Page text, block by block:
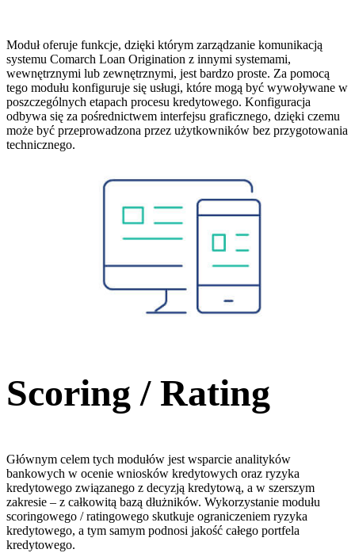
Moduł oferuje funkcje, dzięki którym zarządzanie komunikacją
systemu Comarch Loan Origination z innymi systemami,
wewnętrznymi lub zewnętrznymi, jest bardzo proste. Za pomocą
tego modułu konfiguruje się usługi, które mogą być wywoływane w
poszczególnych etapach procesu kredytowego. Konfiguracja
odbywa się za pośrednictwem interfejsu graficznego, dzięki czemu
może być przeprowadzona przez użytkowników bez przygotowania
technicznego.
Scoring / Rating
Głównym celem tych modułów jest wsparcie analityków
bankowych w ocenie wniosków kredytowych oraz ryzyka
kredytowego związanego z decyzją kredytową, a w szerszym
zakresie – z całkowitą bazą dłużników. Wykorzystanie modułu
scoringowego / ratingowego skutkuje ograniczeniem ryzyka
kredytowego, a tym samym podnosi jakość całego portfela
kredytowego.